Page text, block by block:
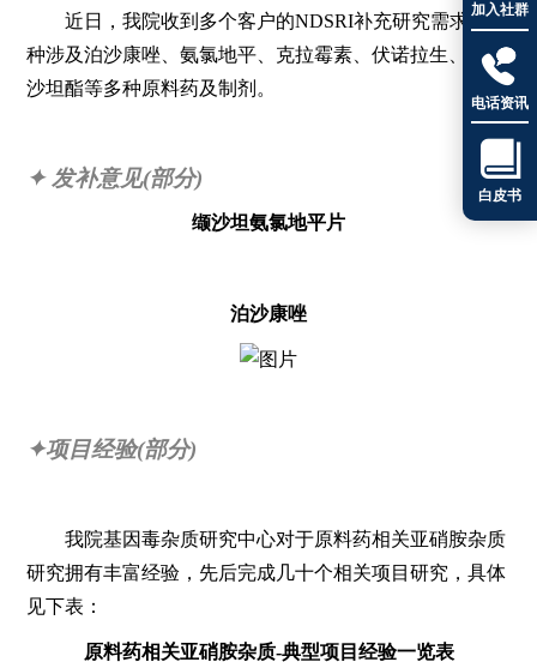
加入社群

电话资讯

白皮书
近日，我院收到多个客户的NDSRI补充研究需求，品
种涉及泊沙康唑、氨氯地平、克拉霉素、伏诺拉生、奥美
沙坦酯等多种原料药及制剂。
✦ 发补意见(部分)
缬沙坦氨氯地平片
泊沙康唑
✦项目经验(部分)
我院基因毒杂质研究中心对于原料药相关亚硝胺杂质
研究拥有丰富经验，先后完成几十个相关项目研究，具体
见下表：
原料药相关亚硝胺杂质-典型项目经验一览表